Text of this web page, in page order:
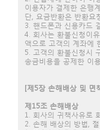
이용자가 결제한 은행
단, 요금반환은 반환요
3. 핸드폰과 신용카드
4. 회사는 환불신청이
액으로 고객의 계좌에
5. 고객의 환불신청시
송금비용을 공제한 이
[제5장 손해배상 및 면
제15조 손해배상
1. 회사의 귀책사유로
2. 손해 배상의 방법,